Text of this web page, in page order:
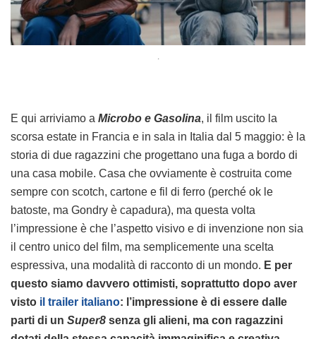
.
E qui arriviamo a Microbo e Gasolina, il film uscito la
scorsa estate in Francia e in sala in Italia dal 5 maggio: è la
storia di due ragazzini che progettano una fuga a bordo di
una casa mobile. Casa che ovviamente è costruita come
sempre con scotch, cartone e fil di ferro (perché ok le
batoste, ma Gondry è capadura), ma questa volta
l’impressione è che l’aspetto visivo e di invenzione non sia
il centro unico del film, ma semplicemente una scelta
espressiva, una modalità di racconto di un mondo. E per
questo siamo davvero ottimisti, soprattutto dopo aver
visto il trailer italiano: l’impressione è di essere dalle
parti di un Super8 senza gli alieni, ma con ragazzini